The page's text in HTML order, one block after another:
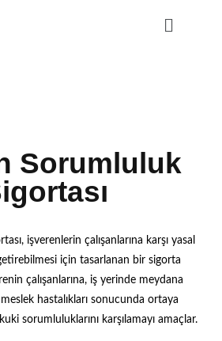
Sorumluluk
işverenlerin çalışanlarına karşı yasal
için tasarlanan bir sigorta
çalışanlarına, iş yerinde meydana
hastalıkları sonucunda ortaya
sorumluluklarını karşılamayı amaçlar.